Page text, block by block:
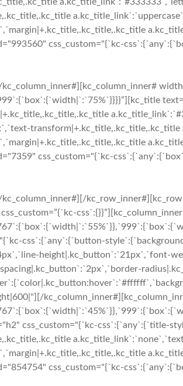
css_custom="{`kc-
css_custom="{`kc-
css_custom=”{`kc-
css`:{`any`:{`button-
height|.kc_button`:`21px`,`font-
css_custom="{`kc-css`:{`any`:{`title-
css_custom="{`kc-